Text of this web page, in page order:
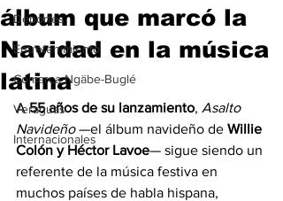
Deportes
Entretenimiento
Comarca Ngäbe-Buglé
Veraguas
Internacionales
álbum que marcó la
Navidad en la música
latina
A 55 años de su lanzamiento, Asalto
Navideño —el álbum navideño de Willie
Colón y Héctor Lavoe— sigue siendo un
referente de la música festiva en
muchos países de habla hispana,